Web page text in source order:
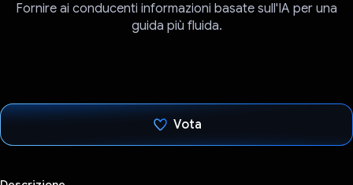
Fornire ai conducenti informazioni basate sull'IA per una
guida più fluida.
Vota